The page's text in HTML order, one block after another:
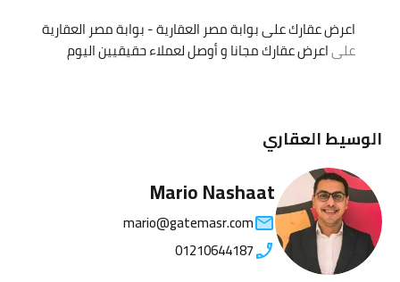
اعرض عقارك على بوابة مصر العقارية - بوابة مصر العقارية
علىاعرض عقارك مجانا و أوصل لعملاء حقيقيين اليوم
الوسيط العقاري
Mario Nashaat
mario@gatemasr.com
01210644187